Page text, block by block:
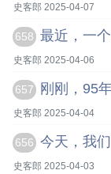
史客郎 2025-04-07
658 最近，一
史客郎 2025-04-06
657 刚刚，95
史客郎 2025-04-04
656 今天，我
史客郎 2025-04-03